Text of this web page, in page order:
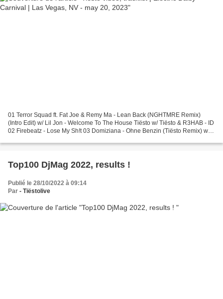
01 Terror Squad ft. Fat Joe & Remy Ma - Lean Back (NGHTMRE Remix)
(Intro Edit) w/ Lil Jon - Welcome To The House Tiësto w/ Tiësto & R3HAB - ID
02 Firebeatz - Lose My Sh!t 03 Domiziana - Ohne Benzin (Tiësto Remix) w/
Top100 DjMag 2022, results !
Publié le 28/10/2022 à 09:14
Par - Tiëstolive